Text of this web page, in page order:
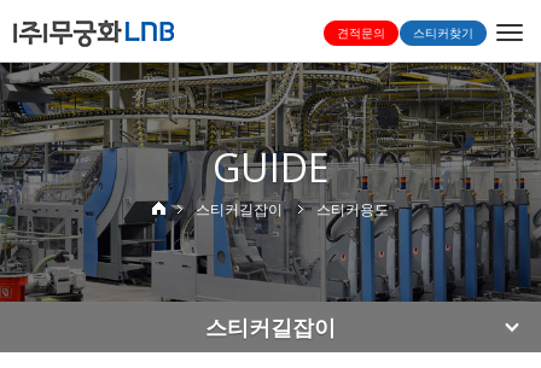
견적문의 스티커찾기
GUIDE
스티커길잡이 스티커용도
스티커길잡이